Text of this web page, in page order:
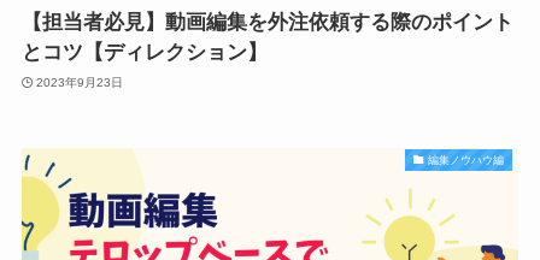
【担当者必見】動画編集を外注依頼する際のポイント
とコツ【ディレクション】
2023年9月23日
編集ノウハウ編